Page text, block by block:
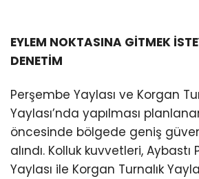
EYLEM NOKTASINA GİTMEK
DENETİM
Perşembe Yaylası ve Korgan
Yaylası’nda yapılması
öncesinde bölgede geniş
alındı. Kolluk kuvvetleri, Aybastı
Yaylası ile Korgan Turnalık